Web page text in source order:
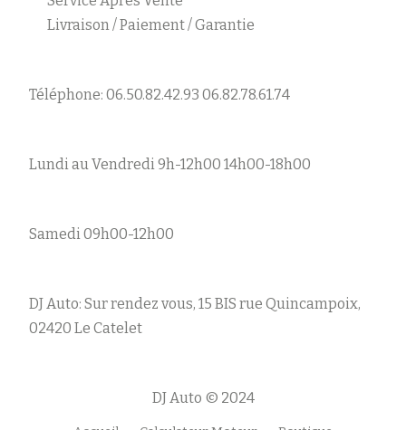
Livraison / Paiement / Garantie
Téléphone: 06.50.82.42.93 06.82.78.61.74
Lundi au Vendredi 9h-12h00 14h00-18h00
Samedi 09h00-12h00
DJ Auto: Sur rendez vous, 15 BIS rue Quincampoix,
02420 Le Catelet
DJ Auto © 2024